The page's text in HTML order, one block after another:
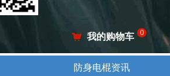
防身电棍资讯
낙 我的购物车 0